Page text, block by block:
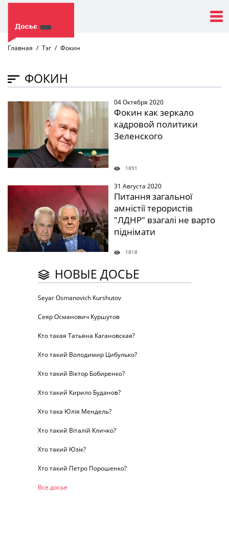
Главная Тэг Фокин
ФОКИН
04 Октября 2020
Фокин как зеркало
кадровой политики
Зеленского
1891
" /> 31 Августа 2020
Питання загальної
амністії терористів
"ЛДНР" взагалі не варто
піднімати
1818
НОВЫЕ ДОСЬЕ
Seyar Osmanovich Kurshutov
Сеяр Османович Куршутов
Кто такая Татьяна Кагановская?
Хто такий Володимир Цибулько?
Хто такий Віктор Бобиренко?
Хто такий Кирило Буданов?
Хто така Юлія Мендель?
Хто такий Віталій Кличко?
Хто такий Юзік?
Хто такий Петро Порошенко?
Все досье